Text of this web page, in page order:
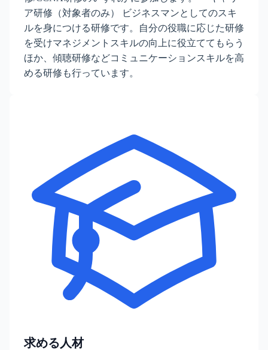
ア研修（対象者のみ） ビジネスマンとしてのスキ
ルを身につける研修です。自分の役職に応じた研修
を受けマネジメントスキルの向上に役立ててもらう
ほか、傾聴研修などコミュニケーションスキルを高
める研修も行っています。
求める人材